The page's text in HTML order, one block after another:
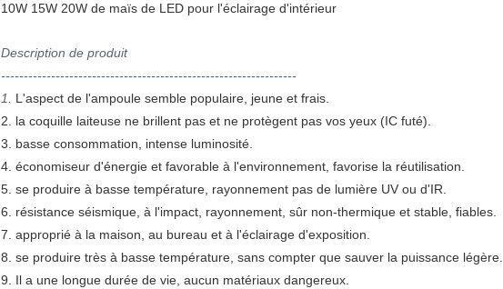
10W 15W 20W de maïs de LED pour l'éclairage d'intérieur
Description de produit
-----------------------------------------------------------------
1. L'aspect de l'ampoule semble populaire, jeune et frais.
2. la coquille laiteuse ne brillent pas et ne protègent pas vos yeux (IC futé).
3. basse consommation, intense luminosité.
4. économiseur d'énergie et favorable à l'environnement, favorise la réutilisation.
5. se produire à basse température, rayonnement pas de lumière UV ou d'IR.
6. résistance séismique, à l'impact, rayonnement, sûr non-thermique et stable, fiables.
7. approprié à la maison, au bureau et à l'éclairage d'exposition.
8. se produire très à basse température, sans compter que sauver la puissance légère.
9. Il a une longue durée de vie, aucun matériaux dangereux.